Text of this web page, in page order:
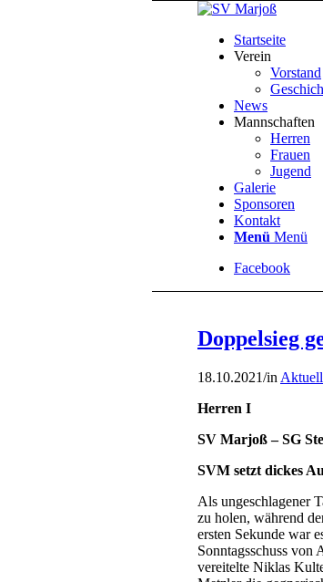
Startseite
Verein
Vorstand
News
Mannschaften
Herren
Frauen
Jugend
Galerie
Sponsoren
Kontakt
Menü Menü
Facebook
Doppelsieg
18.10.2021/in
Herren I
SV Marjoß – SG
SVM setzt dickes
Als ungeschlagener
zu holen, während
ersten Sekunde war
Sonntagsschuss
vereitelte Niklas